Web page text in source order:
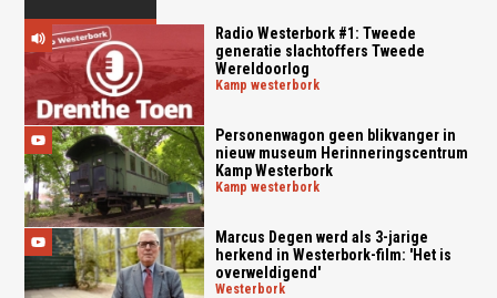
Radio Westerbork #1: Tweede
generatie slachtoffers Tweede
Wereldoorlog
kamp westerbork
Personenwagon geen blikvanger in
nieuw museum Herinneringscentrum
Kamp Westerbork
kamp westerbork
Marcus Degen werd als 3-jarige
herkend in Westerbork-film: 'Het is
overweldigend'
westerbork